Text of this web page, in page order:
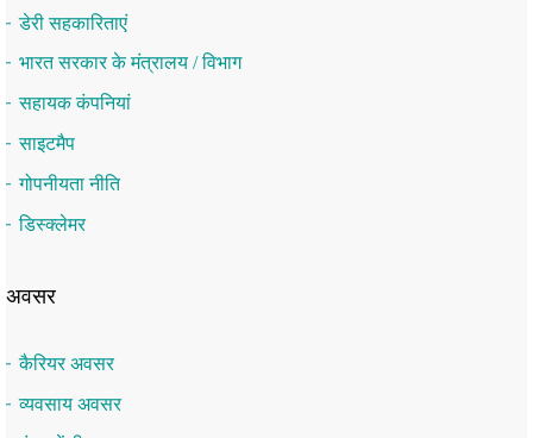
डेरी सहकारिताएं
भारत सरकार के मंत्रालय / विभाग
सहायक कंपनियां
साइटमैप
गोपनीयता नीति
डिस्क्लेमर
अवसर
कैरियर अवसर
व्यवसाय अवसर